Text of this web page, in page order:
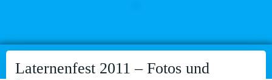
Laternenfest 2011 – Fotos und